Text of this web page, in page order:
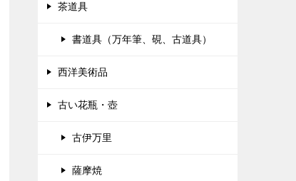
茶道具
書道具（万年筆、硯、古道具）
西洋美術品
古い花瓶・壺
古伊万里
薩摩焼